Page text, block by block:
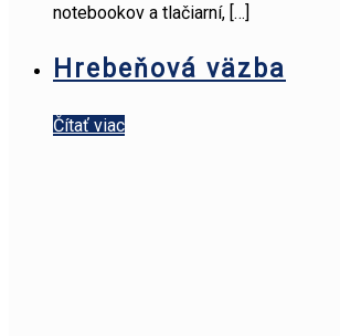
notebookov a tlačiarní, […]
Hrebeňová väzba
Čítať viac